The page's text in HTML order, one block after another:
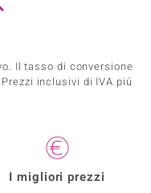
Il tasso di conversione
inclusivi di IVA piú
I migliori prezzi